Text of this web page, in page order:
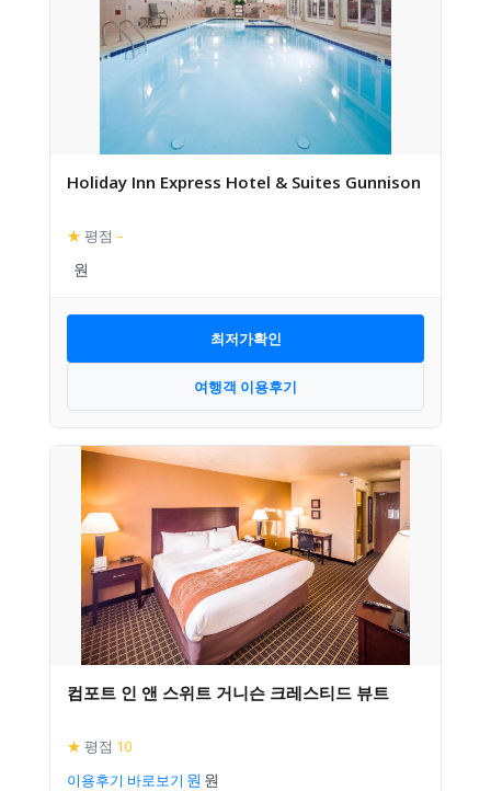
Holiday Inn Express Hotel & Suites Gunnison
★ 평점 –
최저가확인
여행객 이용후기
컴포트 인 앤 스위트 거니슨 크레스티드 뷰트
★ 평점 10
이용후기 바로보기